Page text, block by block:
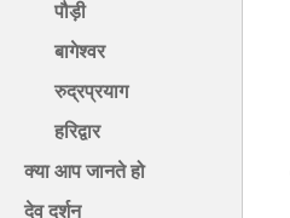
पौड़ी
बागेश्वर
रुद्रप्रयाग
हरिद्वार
क्या आप जानते हो
देव दर्शन